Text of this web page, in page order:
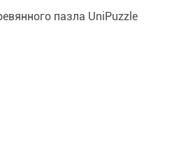
пазла UniPuzzle